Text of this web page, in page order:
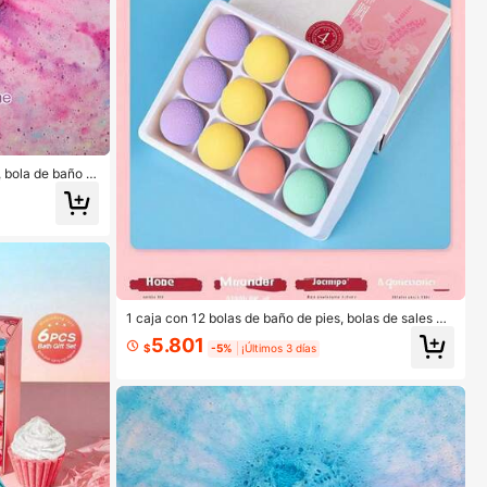
de baño d
idea
para el cuidad
amigos,
1 caja con 12 bolas de baño de pies, bolas de sales de
baño florales, regalos navideños para hombres y muje
res, empaque aleatorio
$5.801 -5% ¡Últimos 3 días